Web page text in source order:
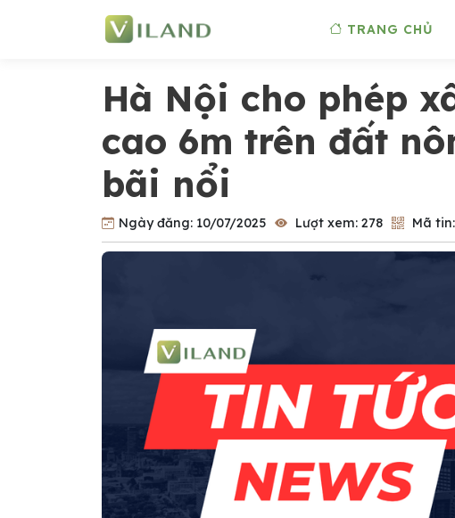
TRANG CHỦ
Hà Nội cho phép
cao 6m trên đất
bãi nổi
Ngày đăng: 10/07/2025 Lượt xem: 278 Mã tin: